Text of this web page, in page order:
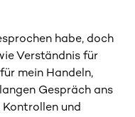
habe, doch
Verständnis für
mein Handeln,
Gespräch ans
Kontrollen und